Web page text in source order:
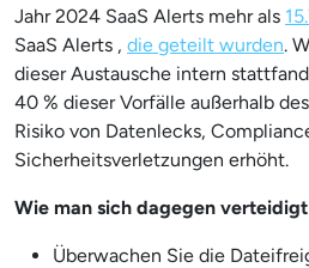
Jahr 2024 SaaS Alerts mehr als
SaaS Alerts , die geteilt wurden.
dieser Austausche intern
40 % dieser Vorfälle außerhalb
Risiko von Datenlecks,
Sicherheitsverletzungen erhöht.
Wie man sich dagegen verteidigt
Überwachen Sie die